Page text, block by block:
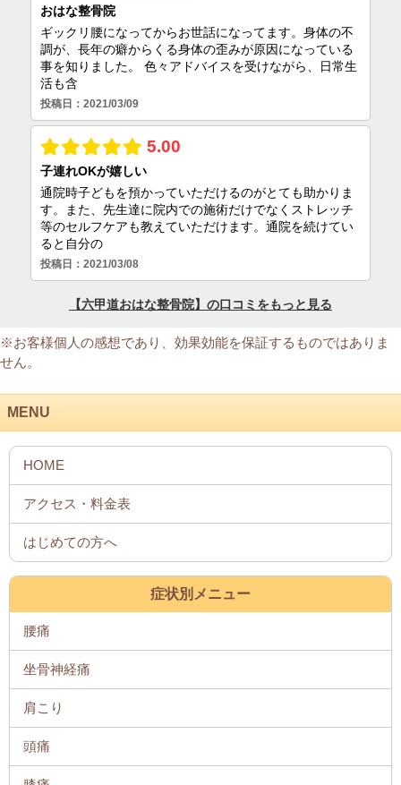
※お客様個人の感想であり、効果効能を保証するものではありま
せん。
MENU
症状別メニュー
腰痛
坐骨神経痛
肩こり
頭痛